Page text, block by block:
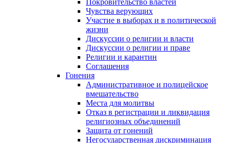
Покровительство властей
Чувства верующих
Участие в выборах и в политической
жизни
Дискуссии о религии и власти
Дискуссии о религии и праве
Религии и карантин
Соглашения
Гонения
Административное и полицейское
вмешательство
Места для молитвы
Отказ в регистрации и ликвидация
религиозных объединений
Защита от гонений
Негосударственная дискриминация